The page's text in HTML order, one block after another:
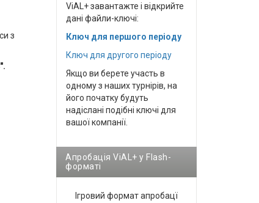
з
ViAL+ завантажте і відкрийте
дані файли-ключі:
Ключ для першого періоду
Ключ для другого періоду
Якщо ви берете участь в
одному з наших турнірів, на
його початку будуть
надіслані подібні ключі для
вашої компанії.
Апробація ViAL+ у Flash-
форматі
Ігровий формат апробацї